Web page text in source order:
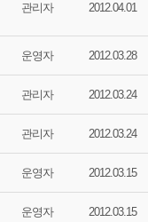
관리자 2012.04.01
운영자 2012.03.28
관리자 2012.03.24
관리자 2012.03.24
운영자 2012.03.15
운영자 2012.03.15